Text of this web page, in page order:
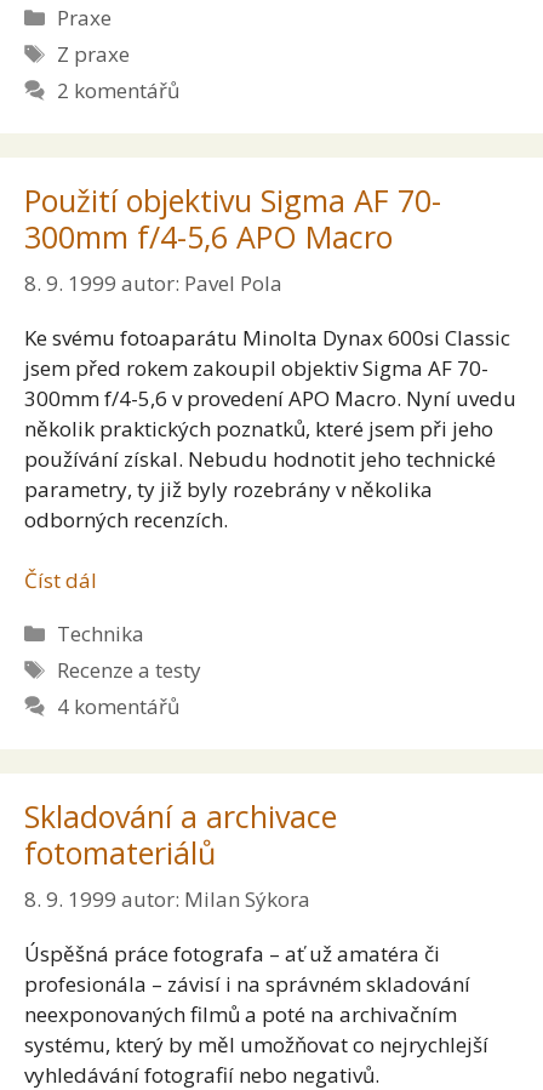
Rubriky
Praxe
Štítky
Z praxe
2 komentářů
Použití objektivu Sigma AF 70-
300mm f/4-5,6 APO Macro
8. 9. 1999 autor: Pavel Pola
Ke svému fotoaparátu Minolta Dynax 600si Classic
jsem před rokem zakoupil objektiv Sigma AF 70-
300mm f/4-5,6 v provedení APO Macro. Nyní uvedu
několik praktických poznatků, které jsem při jeho
používání získal. Nebudu hodnotit jeho technické
parametry, ty již byly rozebrány v několika
odborných recenzích.
Číst dál
Rubriky
Technika
Štítky
Recenze a testy
4 komentářů
Skladování a archivace
fotomateriálů
8. 9. 1999 autor: Milan Sýkora
Úspěšná práce fotografa – ať už amatéra či
profesionála – závisí i na správném skladování
neexponovaných filmů a poté na archivačním
systému, který by měl umožňovat co nejrychlejší
vyhledávání fotografií nebo negativů.